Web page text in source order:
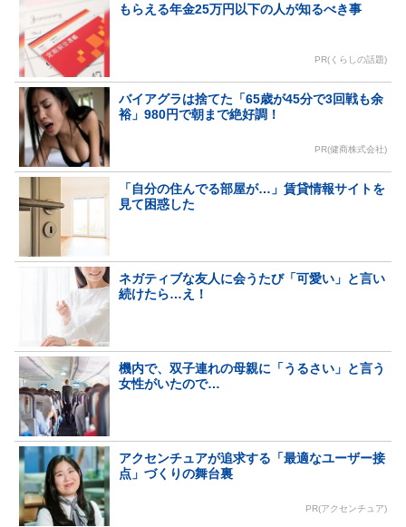
もらえる年金25万円以下の人が知るべき事
PR(くらしの話題)
バイアグラは捨てた「65歳が45分で3回戦も余
裕」980円で朝まで絶好調！
PR(健商株式会社)
「自分の住んでる部屋が…」賃貸情報サイトを
見て困惑した
ネガティブな友人に会うたび「可愛い」と言い
続けたら…え！
機内で、双子連れの母親に「うるさい」と言う
女性がいたので…
アクセンチュアが追求する「最適なユーザー接
点」づくりの舞台裏
PR(アクセンチュア)